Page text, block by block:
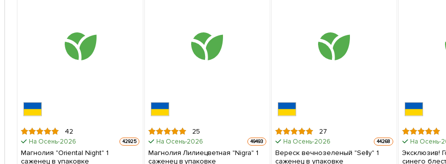
42
На Осень-2026 42925
Магнолия "Oriental Night" 1
саженец в упаковке
25
На Осень-2026 49493
Магнолия Лилиецветная "Nigra" 1
саженец в упаковке
27
На Осень-2026 44268
Вереск вечнозеленый "Selly" 1
саженец в упаковке
На Осень-
Эксклюзив!
синего